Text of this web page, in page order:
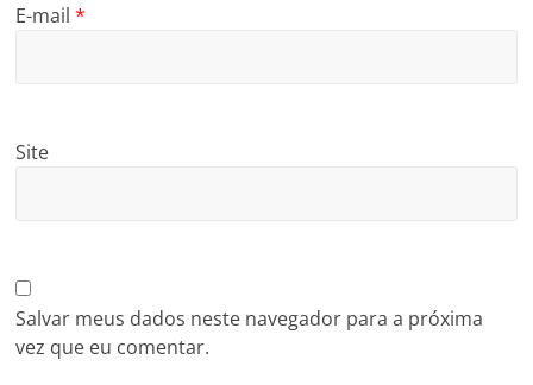
E-mail*
Site
Salvar meus dados neste navegador para a próxima
vez que eu comentar.